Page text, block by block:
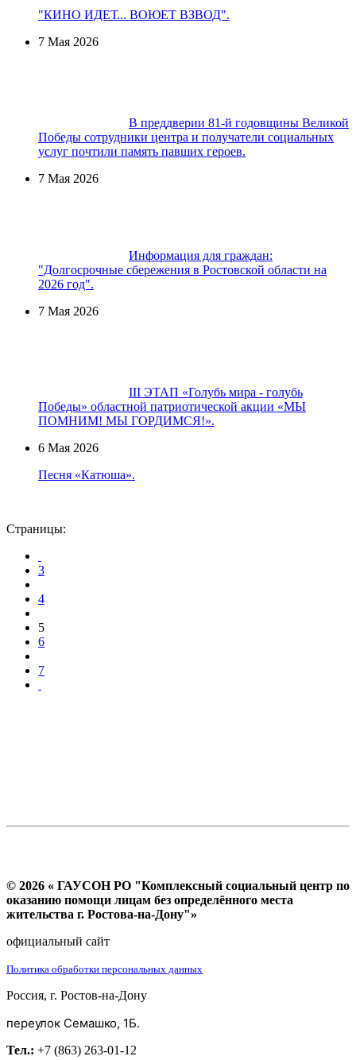
"КИНО ИДЕТ... ВОЮЕТ ВЗВОД".
7 Мая 2026
В преддверии 81-й годовщины Великой
Победы сотрудники центра и получатели социальных
услуг почтили память павших героев.
7 Мая 2026
Информация для граждан:
"Долгосрочные сбережения в Ростовской области на
2026 год".
7 Мая 2026
III ЭТАП «Голубь мира - голубь
Победы» областной патриотической акции «МЫ
ПОМНИМ! МЫ ГОРДИМСЯ!».
6 Мая 2026
Песня «Катюша».
Страницы:
3
4
5
6
7
© 2026 « ГАУСОН РО "Комплексный социальный центр по
оказанию помощи лицам без определённого места
жительства г. Ростова-на-Дону"»
официальный сайт
Политика обработки персональных данных
Россия, г. Ростов-на-Дону
переулок Семашко, 1Б.
Тел.: +7 (863) 263-01-12